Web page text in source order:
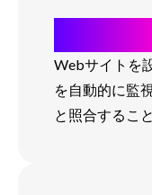
Webサイトを
を自動的に監
と照合するこ